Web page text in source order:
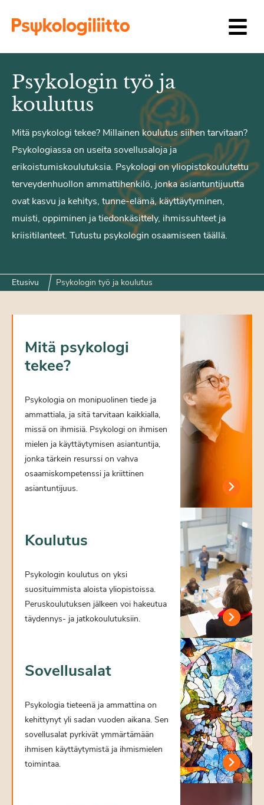
Psykologin työ ja
koulutus
Mitä psykologi tekee? Millainen koulutus siihen tarvitaan?
Psykologiassa on useita sovellusaloja ja
erikoistumiskoulutuksia. Psykologi on yliopistokoulutettu
terveydenhuollon ammattihenkilö, jonka asiantuntijuutta
ovat kasvu ja kehitys, tunne-elämä, käyttäytyminen,
muisti, oppiminen ja tiedonkäsittely, ihmissuhteet ja
kriisitilanteet. Tutustu psykologin osaamiseen täällä.
Etusivu Psykologin työ ja koulutus
Mitä psykologi
tekee?
Psykologia on monipuolinen tiede ja
ammattiala, ja sitä tarvitaan kaikkialla,
missä on ihmisiä. Psykologi on ihmisen
mielen ja käyttäytymisen asiantuntija,
jonka tärkein resurssi on vahva
osaamiskompetenssi ja kriittinen
asiantuntijuus.
Koulutus
Psykologin koulutus on yksi
suosituimmista aloista yliopistoissa.
Peruskoulutuksen jälkeen voi hakeutua
täydennys- ja jatkokoulutuksiin.
Sovellusalat
Psykologia tieteenä ja ammattina on
kehittynyt yli sadan vuoden aikana. Sen
sovellusalat pyrkivät ymmärtämään
ihmisen käyttäytymistä ja ihmismielen
toimintaa.